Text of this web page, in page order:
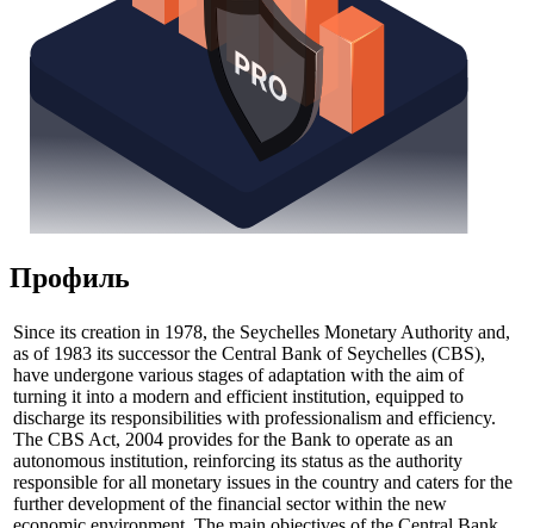
Профиль
Since its creation in 1978, the Seychelles Monetary Authority and,
as of 1983 its successor the Central Bank of Seychelles (CBS),
have undergone various stages of adaptation with the aim of
turning it into a modern and efficient institution, equipped to
discharge its responsibilities with professionalism and efficiency.
The CBS Act, 2004 provides for the Bank to operate as an
autonomous institution, reinforcing its status as the authority
responsible for all monetary issues in the country and caters for the
further development of the financial sector within the new